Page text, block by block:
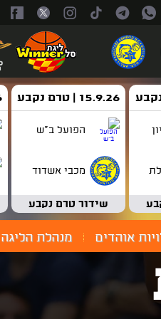
15.9.26 | טרם נקבע
הפועל ב"ש
מכבי אשדוד
שידור טרם נקבע
אוהדים מנהלת הליגה